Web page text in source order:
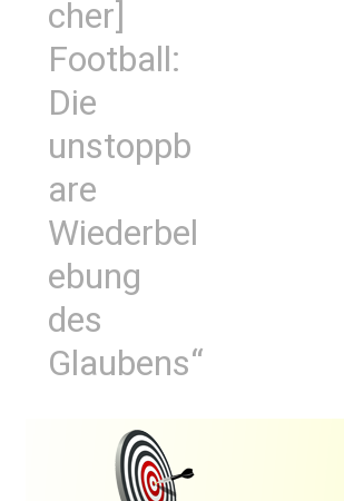
cher]
Football:
Die
unstoppb
are
Wiederbel
ebung
des
Glaubens“